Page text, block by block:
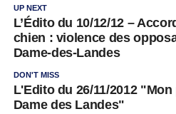
UP NEXT
L’Édito du 10/12/12 –
chien : violence des
Dame-des-Landes
DON'T MISS
L'Edito du 26/11/2012
Dame des Landes"